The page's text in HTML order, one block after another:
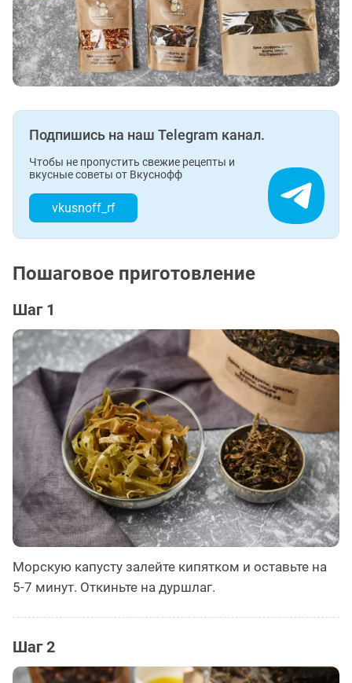
Подпишись на наш Telegram канал.
Чтобы не пропустить свежие рецепты и
вкусные советы от Вкуснофф
vkusnoff_rf
Пошаговое приготовление
Шаг 1
Морскую капусту залейте кипятком и оставьте на
5-7 минут. Откиньте на дуршлаг.
Шаг 2